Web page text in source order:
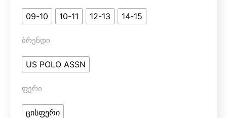
09-10 10-11 12-13 14-15
ბრენდი
US POLO ASSN
ფერი
ცისფერი